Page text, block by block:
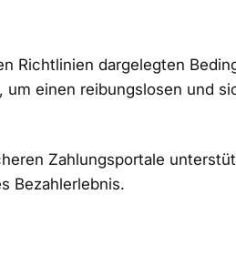
Richtlinien dargelegten
einen reibungslosen und
Zahlungsportale
Bezahlerlebnis.